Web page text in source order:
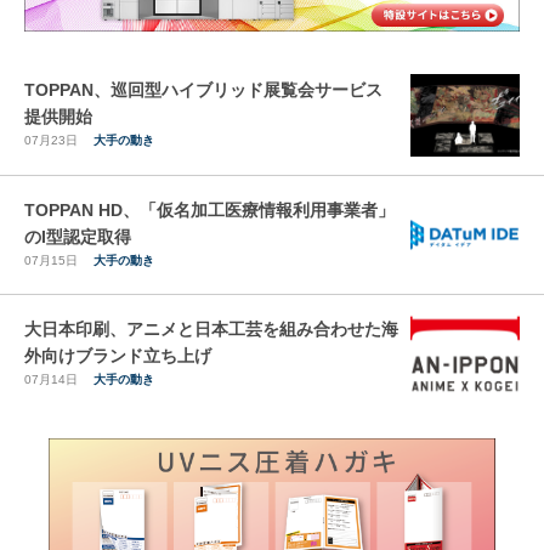
TOPPAN、巡回型ハイブリッド展覧会サービス
提供開始
07月23日 大手の動き
TOPPAN HD、「仮名加工医療情報利用事業者」
のI型認定取得
07月15日 大手の動き
大日本印刷、アニメと日本工芸を組み合わせた海
外向けブランド立ち上げ
07月14日 大手の動き